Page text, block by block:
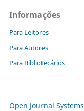
Informações
Para Leitores
Para Autores
Para Bibliotecários
Open Journal Systems